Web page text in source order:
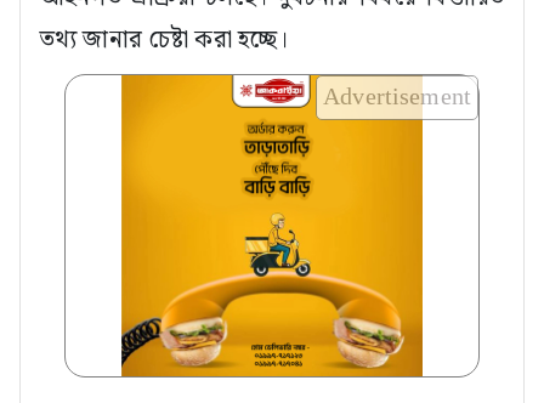
তথ্য জানার চেষ্টা করা হচ্ছে।
Advertisement